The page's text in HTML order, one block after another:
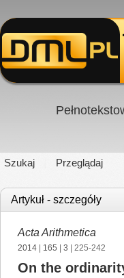
Szukaj Przeglądaj
Artykuł - szczegóły
Acta Arithmetica
2014 165 3 | 225-242
On the